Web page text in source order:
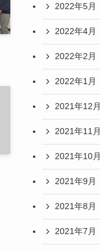
2022年5月
2022年4月
2022年2月
2022年1月
2021年12月
2021年11月
2021年10月
2021年9月
2021年8月
2021年7月